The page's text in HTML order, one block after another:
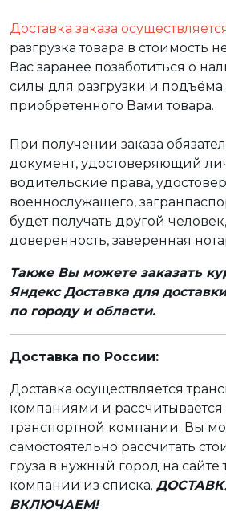
Доставка заказа
разгрузка товара в стоимость
Вас заранее позаботиться о
силы для разгрузки и подъёма
приобретенного Вами товара.
При получении заказа
документ, удостоверяющий
водительские права,
военнослужащего,
будет получать другой
доверенность, заверенная
Также Вы можете заказать
Яндекс Доставка для
по городу и области.
Доставка по России:
Доставка осуществляется
компаниями и
транспортной компании. Вы
самостоятельно рассчитать
груза в нужный город на сайте
компании из списка.
ВКЛЮЧАЕМ!